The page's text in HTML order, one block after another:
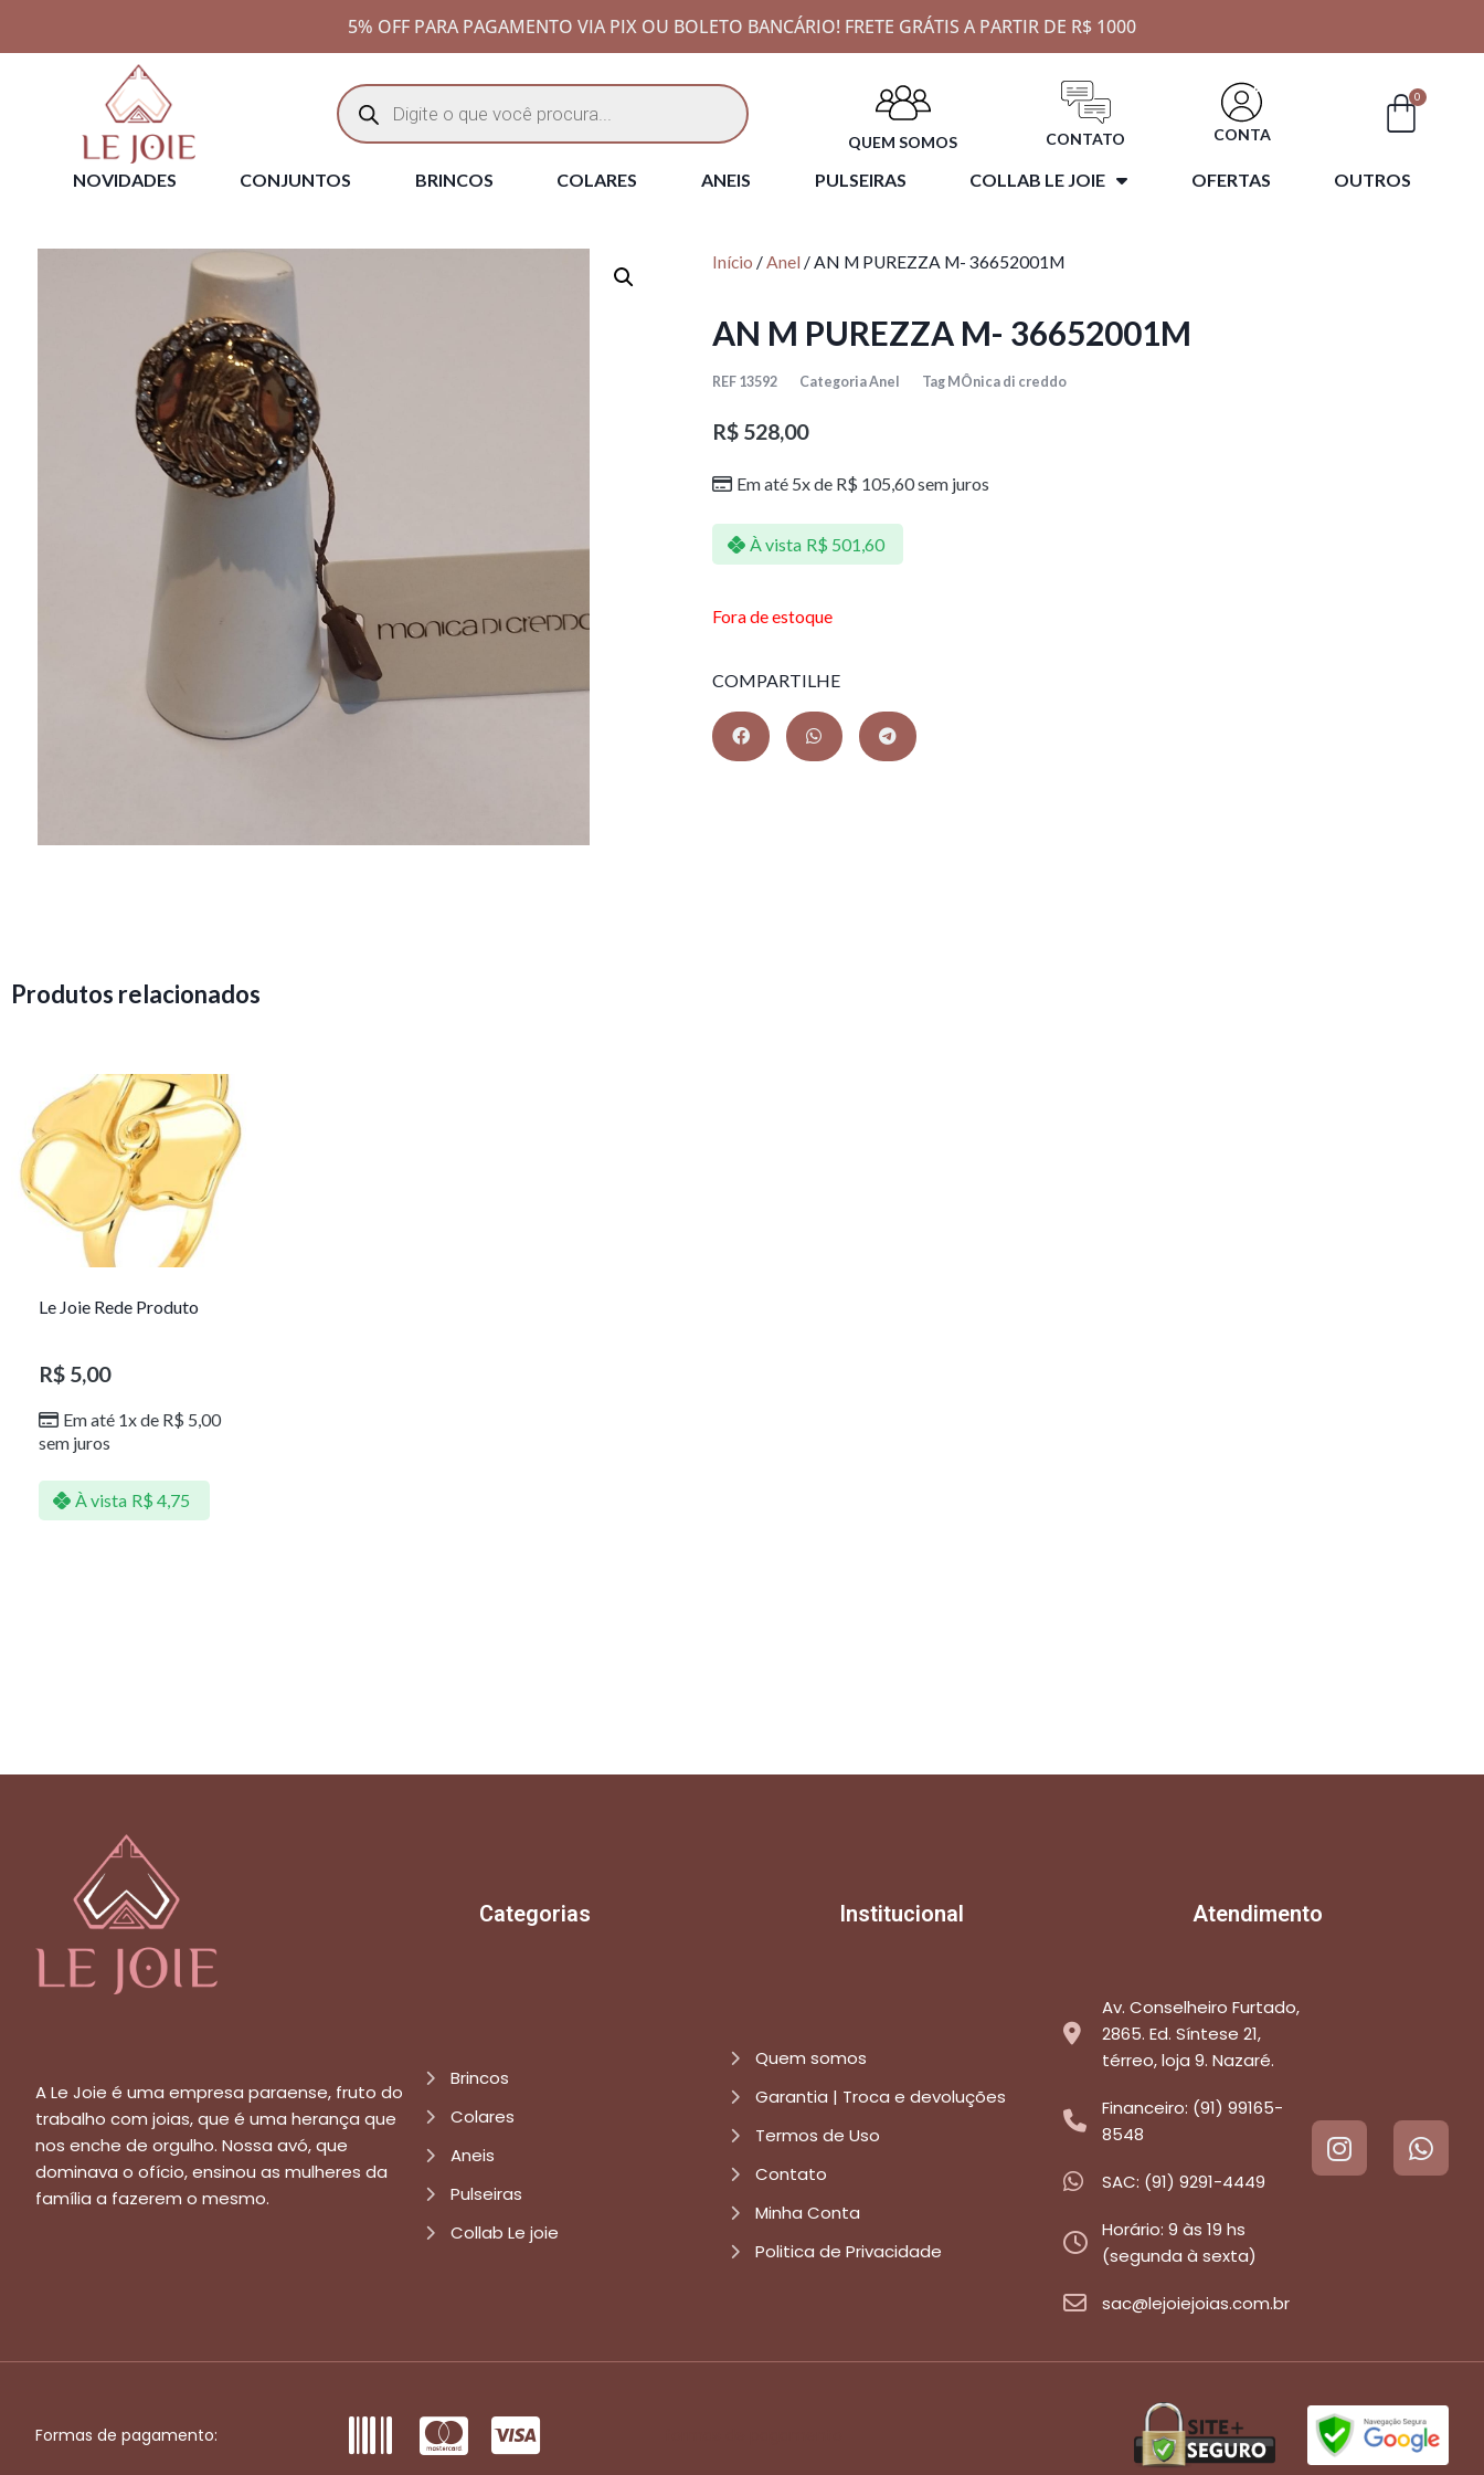
5% OFF PARA PAGAMENTO VIA PIX OU BOLETO BANCÁRIO! FRETE GRÁTIS A PARTIR DE R$ 1000
QUEM SOMOS CONTATO CONTA
0
NOVIDADES CONJUNTOS BRINCOS COLARES ANEIS PULSEIRAS COLLAB LE JOIE OFERTAS OUTROS
Início /Anel / AN M PUREZZA M- 36652001M
AN M PUREZZA M- 36652001M
REF 13592 CategoriaAnel Tag MÔnica di creddo
R$ 528,00
Em até 5x de R$ 105,60sem juros
À vista R$ 501,60
Fora de estoque
COMPARTILHE
Produtos relacionados
Le Joie Rede Produto
R$5,00
Em até 1x de R$ 5,00
sem juros
À vista R$ 4,75
Categorias Institucional Atendimento
A Le Joie é uma empresa paraense, fruto do
trabalho com joias, que é uma herança que
nos enche de orgulho. Nossa avó, que
dominava o ofício, ensinou as mulheres da
família a fazerem o mesmo.
Brincos
Colares
Aneis
Pulseiras
Collab Le joie
Quem somos
Garantia | Troca e devoluções
Termos de Uso
Contato
Minha Conta
Politica de Privacidade
Av. Conselheiro Furtado,
2865. Ed. Síntese 21,
térreo, loja 9. Nazaré.
Financeiro: (91) 99165-
8548
SAC: (91) 9291-4449
Horário: 9 às 19 hs
(segunda à sexta)
sac@lejoiejoias.com.br
Formas de pagamento: